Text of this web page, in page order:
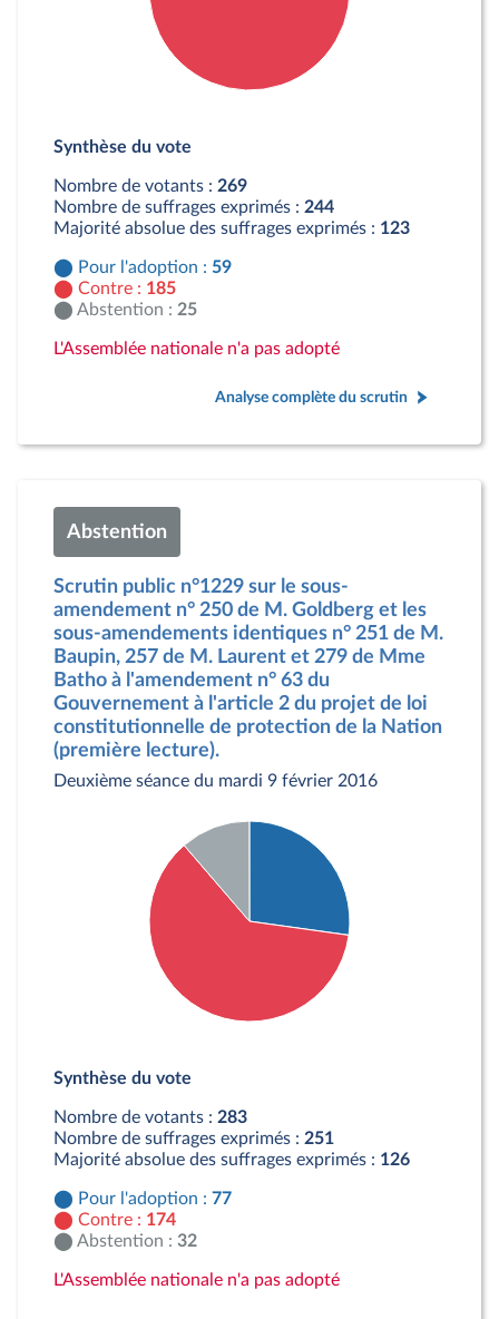
Contre : 185 députés
Synthèse du vote
Nombre de votants : 269
Nombre de suffrages exprimés : 244
Majorité absolue des suffrages exprimés : 123
Pour l'adoption : 59
Contre : 185
Abstention : 25
L'Assemblée nationale n'a pas adopté
Analyse complète du scrutin
Abstention
Scrutin public n°1229 sur le sous-
amendement n° 250 de M. Goldberg et les
sous-amendements identiques n° 251 de M.
Baupin, 257 de M. Laurent et 279 de Mme
Batho à l'amendement n° 63 du
Gouvernement à l'article 2 du projet de loi
constitutionnelle de protection de la Nation
(première lecture).
Deuxième séance du mardi 9 février 2016
Contre : 174 députés
Synthèse du vote
Nombre de votants : 283
Nombre de suffrages exprimés : 251
Majorité absolue des suffrages exprimés : 126
Pour l'adoption : 77
Contre : 174
Abstention : 32
L'Assemblée nationale n'a pas adopté